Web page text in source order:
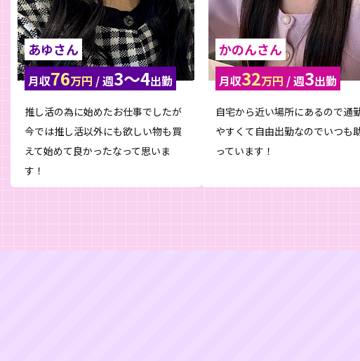
あゆさん
月収76万円 / 週3〜4出勤
推し活の為に始めたお仕事でしたが
今では推し活以外にも欲しい物も買
えて始めて良かったなって思いま
す！
かのんさん
月収32万円 / 週3出勤
自宅から近い場所にあるので通
やすくて自由出勤なのでいつも
っています！